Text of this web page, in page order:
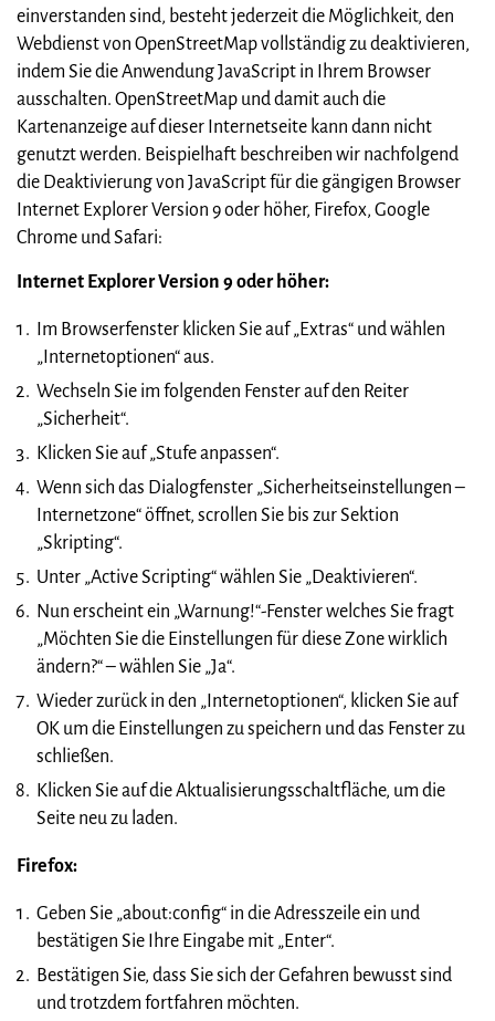
einverstanden sind, besteht jederzeit die Möglichkeit, den
Webdienst von OpenStreetMap vollständig zu deaktivieren,
indem Sie die Anwendung JavaScript in Ihrem Browser
ausschalten. OpenStreetMap und damit auch die
Kartenanzeige auf dieser Internetseite kann dann nicht
genutzt werden. Beispielhaft beschreiben wir nachfolgend
die Deaktivierung von JavaScript für die gängigen Browser
Internet Explorer Version 9 oder höher, Firefox, Google
Chrome und Safari:
Internet Explorer Version 9 oder höher:
Im Browserfenster klicken Sie auf „Extras“ und wählen
„Internetoptionen“ aus.
Wechseln Sie im folgenden Fenster auf den Reiter
„Sicherheit“.
Klicken Sie auf „Stufe anpassen“.
Wenn sich das Dialogfenster „Sicherheitseinstellungen –
Internetzone“ öffnet, scrollen Sie bis zur Sektion
„Skripting“.
Unter „Active Scripting“ wählen Sie „Deaktivieren“.
Nun erscheint ein „Warnung!“-Fenster welches Sie fragt
„Möchten Sie die Einstellungen für diese Zone wirklich
ändern?“ – wählen Sie „Ja“.
Wieder zurück in den „Internetoptionen“, klicken Sie auf
OK um die Einstellungen zu speichern und das Fenster zu
schließen.
Klicken Sie auf die Aktualisierungsschaltfläche, um die
Seite neu zu laden.
Firefox:
Geben Sie „about:config“ in die Adresszeile ein und
bestätigen Sie Ihre Eingabe mit „Enter“.
Bestätigen Sie, dass Sie sich der Gefahren bewusst sind
und trotzdem fortfahren möchten.